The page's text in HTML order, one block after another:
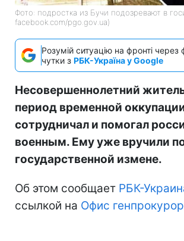
Фото: подростка из Бучи подозревают в
facebook.com/pgo.gov.ua)
Розумій ситуацію на фронті через
чутки з РБК-Україна у Google
Несовершеннолетний
период временной
сотрудничал и помогал
военным. Ему уже вручили
государственной измене.
Об этом сообщает РБК-
ссылкой на Офис